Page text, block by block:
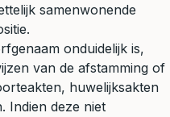
samenwonende
onduidelijk is,
van de afstamming of
huwelijksakten
Indien deze niet